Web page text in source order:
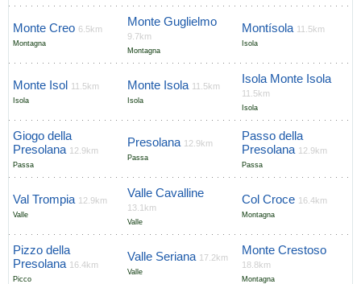
Monte Creo 6.5km
Montagna
Monte Guglielmo
9.7km
Montagna
Montísola 11.5km
Isola
Monte Isol 11.5km
Isola
Monte Isola 11.5km
Isola
Isola Monte Isola
11.5km
Isola
Giogo della
Presolana 12.9km
Passa
Presolana 12.9km
Passa
Passo della
Presolana 12.9km
Passa
Val Trompia 12.9km
Valle
Valle Cavalline
13.1km
Valle
Col Croce 16.4km
Montagna
Pizzo della
Presolana 16.4km
Picco
Valle Seriana 17.2km
Valle
Monte Crestoso
18.8km
Montagna